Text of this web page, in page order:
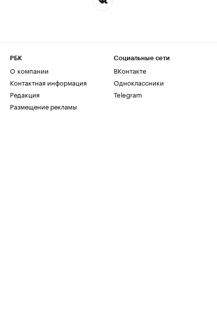
РБК
О компании
Контактная информация
Редакция
Размещение рекламы
Социальные сети
ВКонтакте
Одноклассники
Telegram